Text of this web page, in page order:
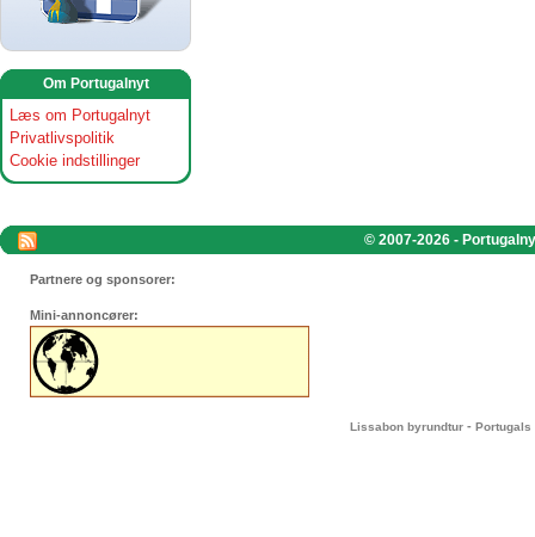
Om Portugalnyt
Læs om Portugalnyt
Privatlivspolitik
Cookie indstillinger
© 2007-2026 -
Partnere og sponsorer:
Mini-annoncører:
Lissabon byrundtur - Portugals